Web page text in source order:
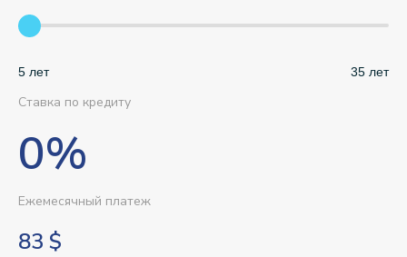
5 лет 35 лет
Ставка по кредиту
0%
Ежемесячный платеж
83 $